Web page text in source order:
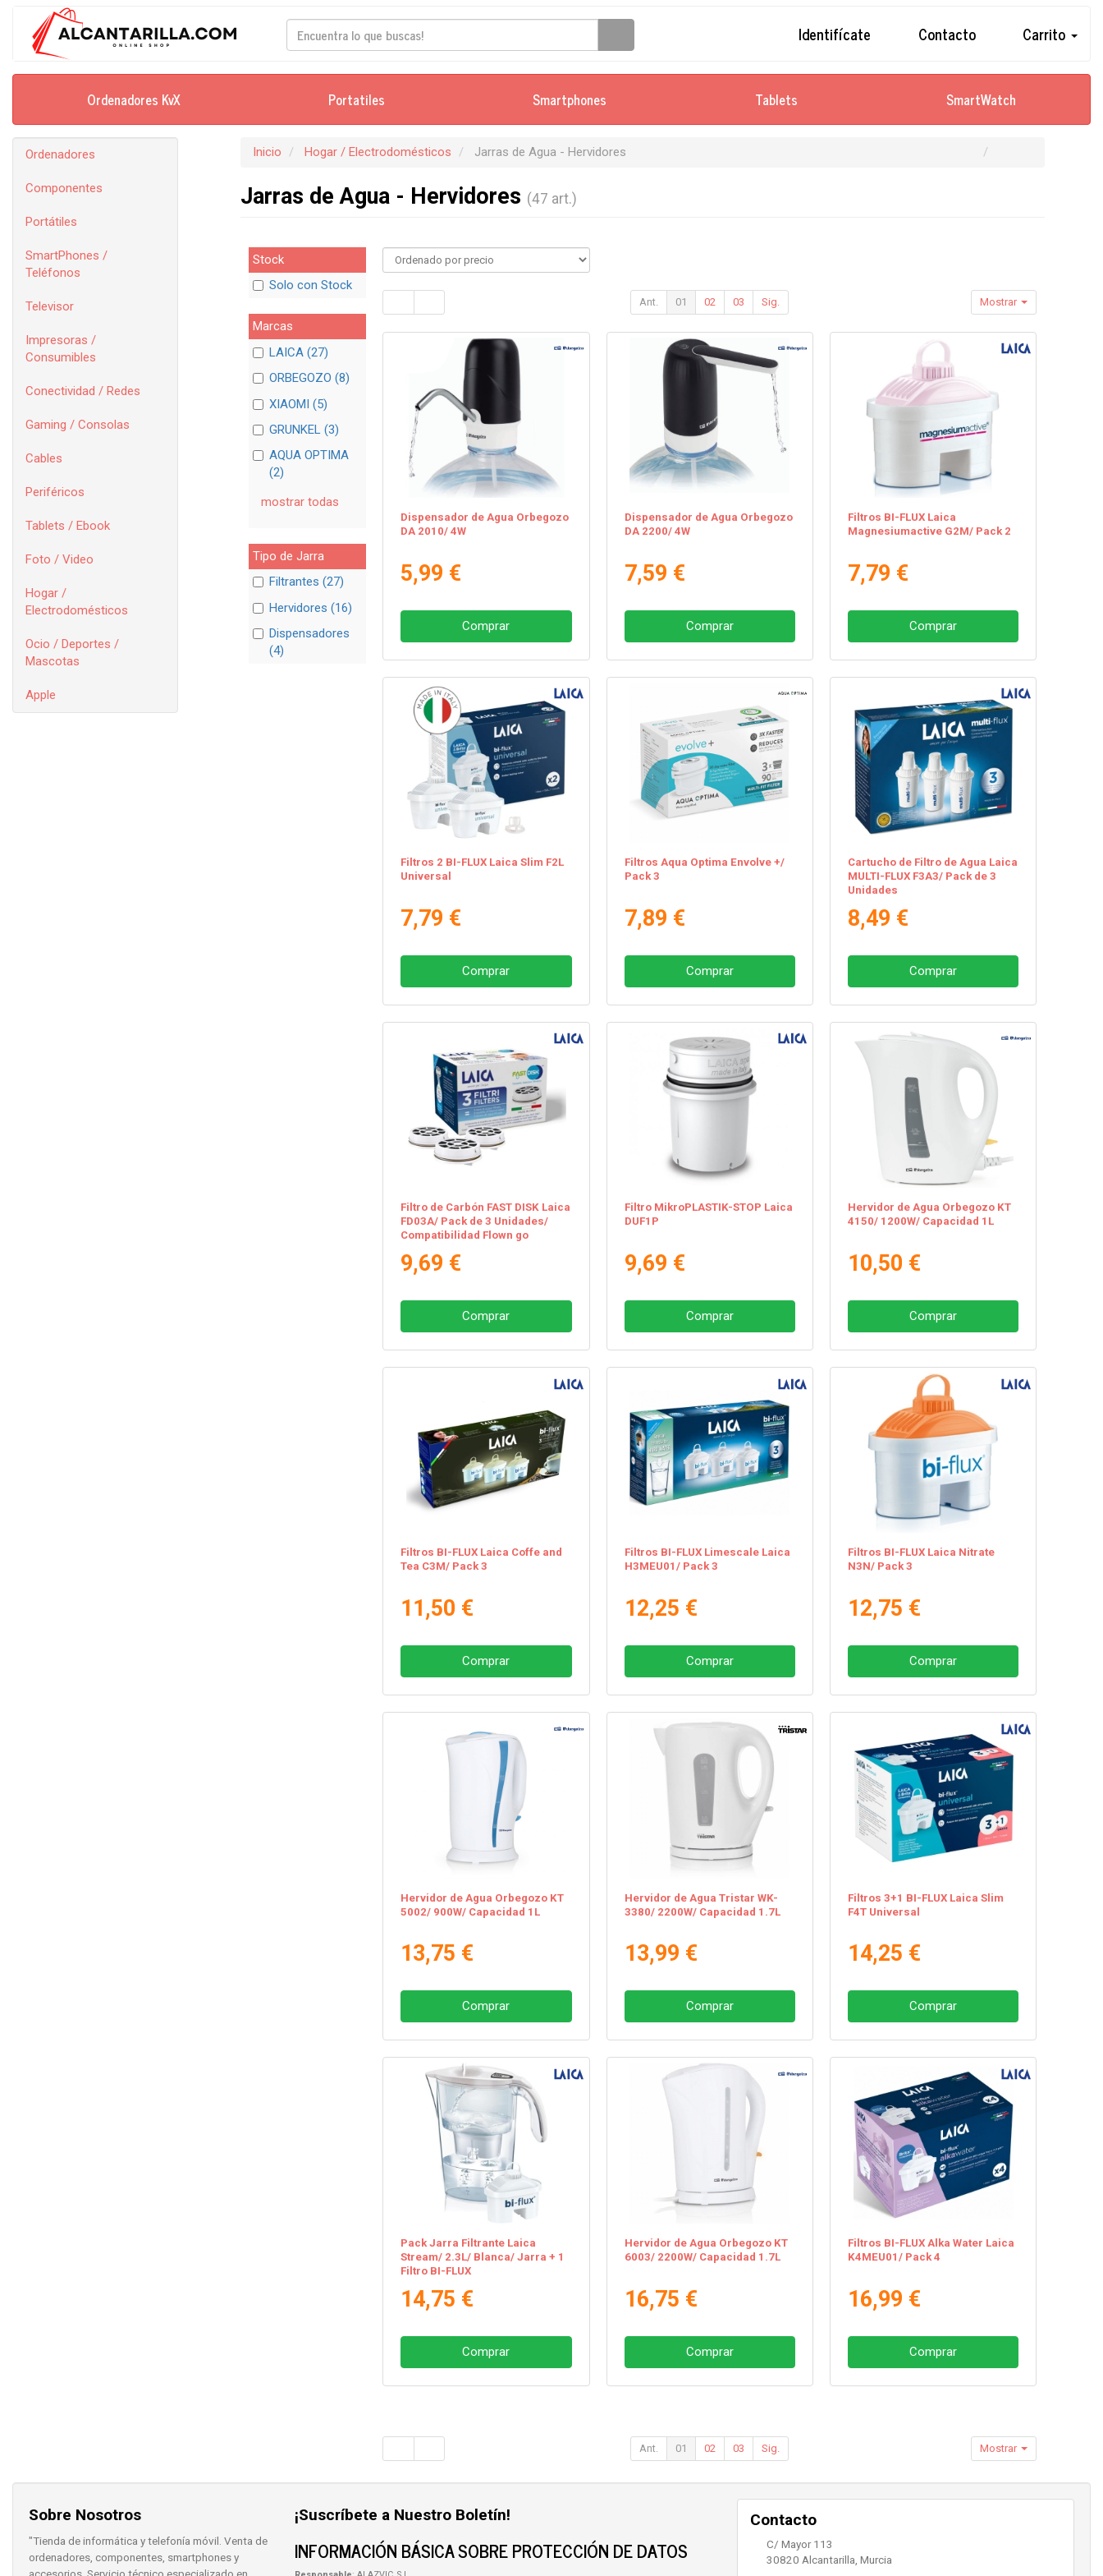
Identifícate Contacto Carrito
Ordenadores KvX Portatiles Smartphones Tablets SmartWatch
Ordenadores
Componentes
Portátiles
SmartPhones /
Teléfonos
Televisor
Impresoras /
Consumibles
Conectividad / Redes
Gaming / Consolas
Cables
Periféricos
Tablets / Ebook
Foto / Video
Hogar /
Electrodomésticos
Ocio / Deportes /
Mascotas
Apple
Inicio Hogar / Electrodomésticos Jarras de Agua - Hervidores
Jarras de Agua - Hervidores (47 art.)
Stock
Solo con Stock
Marcas
LAICA (27)
ORBEGOZO (8)
XIAOMI (5)
GRUNKEL (3)
AQUA OPTIMA
(2)
mostrar todas
Tipo de Jarra
Filtrantes (27)
Hervidores (16)
Dispensadores
(4)
Ant. 01 02 03 Sig. Mostrar
Dispensador de Agua Orbegozo
DA 2010/ 4W
5,99 €
Comprar
Dispensador de Agua Orbegozo
DA 2200/ 4W
7,59 €
Comprar
Filtros BI-FLUX Laica
Magnesiumactive G2M/ Pack 2
7,79 €
Comprar
Filtros 2 BI-FLUX Laica Slim F2L
Universal
7,79 €
Comprar
Filtros Aqua Optima Envolve +/
Pack 3
7,89 €
Comprar
Cartucho de Filtro de Agua Laica
MULTI-FLUX F3A3/ Pack de 3
Unidades
8,49 €
Comprar
Filtro de Carbón FAST DISK Laica
FD03A/ Pack de 3 Unidades/
Compatibilidad Flown go
9,69 €
Comprar
Filtro MikroPLASTIK-STOP Laica
DUF1P
9,69 €
Comprar
Hervidor de Agua Orbegozo KT
4150/ 1200W/ Capacidad 1L
10,50 €
Comprar
Filtros BI-FLUX Laica Coffe and
Tea C3M/ Pack 3
11,50 €
Comprar
Filtros BI-FLUX Limescale Laica
H3MEU01/ Pack 3
12,25 €
Comprar
Filtros BI-FLUX Laica Nitrate
N3N/ Pack 3
12,75 €
Comprar
Hervidor de Agua Orbegozo KT
5002/ 900W/ Capacidad 1L
13,75 €
Comprar
Hervidor de Agua Tristar WK-
3380/ 2200W/ Capacidad 1.7L
13,99 €
Comprar
Filtros 3+1 BI-FLUX Laica Slim
F4T Universal
14,25 €
Comprar
Pack Jarra Filtrante Laica
Stream/ 2.3L/ Blanca/ Jarra + 1
Filtro BI-FLUX
14,75 €
Comprar
Hervidor de Agua Orbegozo KT
6003/ 2200W/ Capacidad 1.7L
16,75 €
Comprar
Filtros BI-FLUX Alka Water Laica
K4MEU01/ Pack 4
16,99 €
Comprar
Ant. 01 02 03 Sig. Mostrar
Sobre Nosotros
"Tienda de informática y telefonía móvil. Venta de
ordenadores, componentes, smartphones y
accesorios. Servicio técnico especializado en
¡Suscríbete a Nuestro Boletín!
INFORMACIÓN BÁSICA SOBRE PROTECCIÓN DE DATOS
Contacto
C/ Mayor 113
30820 Alcantarilla Murcia